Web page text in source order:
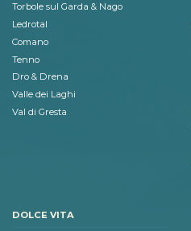
Torbole sul Garda & Nago
Ledrotal
Comano
Tenno
Dro & Drena
Valle dei Laghi
Val di Gresta
DOLCE VITA